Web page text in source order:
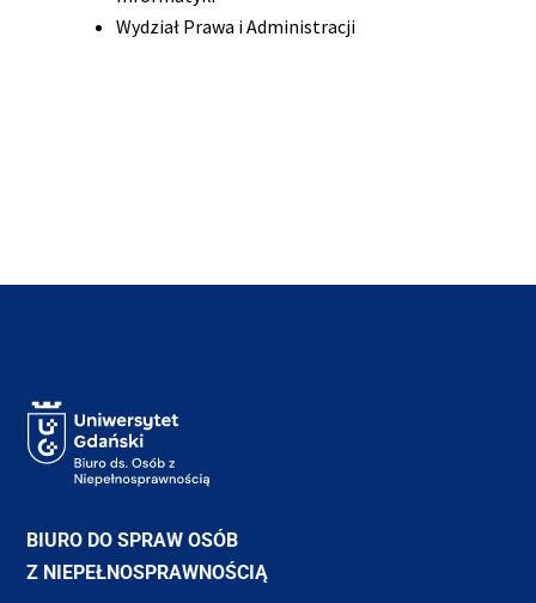
Wydział Prawa i Administracji
BIURO DO SPRAW OSÓB
Z NIEPEŁNOSPRAWNOŚCIĄ